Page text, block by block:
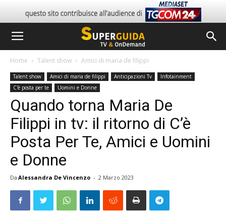
Home Talent show Amici di maria de filippi
Talent show Amici di maria de filippi Anticipazioni Tv
Infotainment
C'è posta per te
Uomini e Donne
Quando torna Maria De
Filippi in tv: il ritorno di C’è
Posta Per Te, Amici e Uomini
e Donne
Da Alessandra De Vincenzo - 2 Marzo 2023